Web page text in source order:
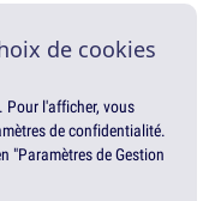
de cookies
Pour l'afficher, vous
de confidentialité.
"Paramètres de Gestion